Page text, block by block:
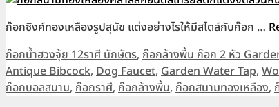
ก๊อกซิงค์ทองเหลืองรูปสุนัข แต่งอย่างไรให้มีสไตล์กับก๊อก …
Categories
ก๊อกน้ำฮวงจุ้ย 12ราศี นักษัตร, ก๊อกล้างพื้น ก๊อก 2 หัว
Antique Bibcock, Dog Faucet, Garden Water Tap,
ก๊อกบอลสนาม, ก๊อกราศี, ก๊อกล้างพื้น, ก๊อกสนามทองเหลือง,